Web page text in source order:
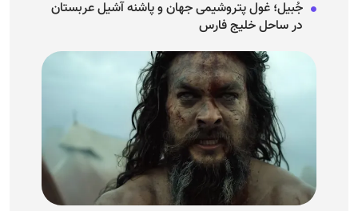
جُبیل؛ غول پتروشیمی جهان و پاشنه آشیل عربستان
در ساحل خلیج فارس